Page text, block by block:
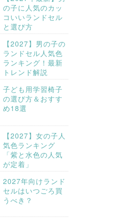
の子に人気のカッ
コいいランドセル
と選び方
【2027】男の子の
ランドセル人気色
ランキング！最新
トレンド解説
子ども用学習椅子
の選び方＆おすす
め18選
【2027】女の子人
気色ランキング
「紫と水色の人気
が定着」
2027年向けランド
セルはいつごろ買
うべき？